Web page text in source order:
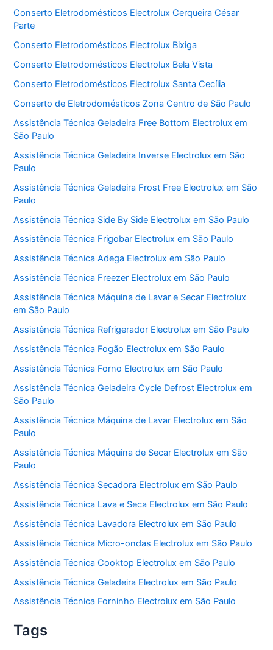
Conserto Eletrodomésticos Electrolux Cerqueira César
Parte
Conserto Eletrodomésticos Electrolux Bixiga
Conserto Eletrodomésticos Electrolux Bela Vista
Conserto Eletrodomésticos Electrolux Santa Cecília
Conserto de Eletrodomésticos Zona Centro de São Paulo
Assistência Técnica Geladeira Free Bottom Electrolux em
São Paulo
Assistência Técnica Geladeira Inverse Electrolux em São
Paulo
Assistência Técnica Geladeira Frost Free Electrolux em São
Paulo
Assistência Técnica Side By Side Electrolux em São Paulo
Assistência Técnica Frigobar Electrolux em São Paulo
Assistência Técnica Adega Electrolux em São Paulo
Assistência Técnica Freezer Electrolux em São Paulo
Assistência Técnica Máquina de Lavar e Secar Electrolux
em São Paulo
Assistência Técnica Refrigerador Electrolux em São Paulo
Assistência Técnica Fogão Electrolux em São Paulo
Assistência Técnica Forno Electrolux em São Paulo
Assistência Técnica Geladeira Cycle Defrost Electrolux em
São Paulo
Assistência Técnica Máquina de Lavar Electrolux em São
Paulo
Assistência Técnica Máquina de Secar Electrolux em São
Paulo
Assistência Técnica Secadora Electrolux em São Paulo
Assistência Técnica Lava e Seca Electrolux em São Paulo
Assistência Técnica Lavadora Electrolux em São Paulo
Assistência Técnica Micro-ondas Electrolux em São Paulo
Assistência Técnica Cooktop Electrolux em São Paulo
Assistência Técnica Geladeira Electrolux em São Paulo
Assistência Técnica Forninho Electrolux em São Paulo
Tags